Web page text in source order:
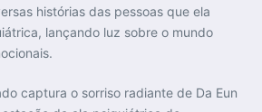
histórias das pessoas que ela
lançando luz sobre o mundo
captura o sorriso radiante de Da Eun